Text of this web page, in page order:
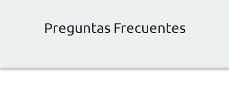
Preguntas Frecuentes